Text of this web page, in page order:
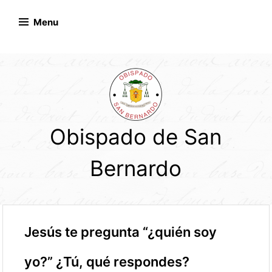
Menu
Obispado de San
Bernardo
Jesús te pregunta “¿quién soy
yo?” ¿Tú, qué respondes?